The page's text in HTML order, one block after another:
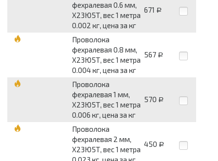
фехралевая 0.6 мм,
Х23Ю5Т, вес 1 метра
0.002 кг, цена за кг
671 Р
Проволока
фехралевая 0.8 мм,
Х23Ю5Т, вес 1 метра
0.004 кг, цена за кг
567 Р
Проволока
фехралевая 1 мм,
Х23Ю5Т, вес 1 метра
0.006 кг, цена за кг
570 Р
Проволока
фехралевая 2 мм,
Х23Ю5Т, вес 1 метра
450 Р